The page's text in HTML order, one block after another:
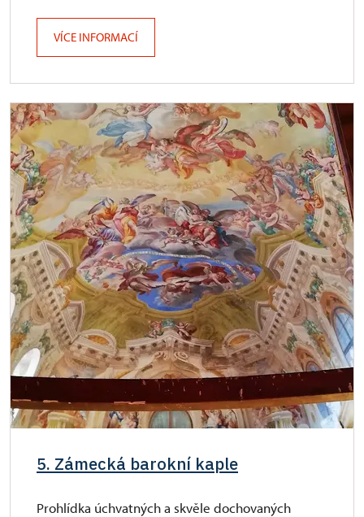
VÍCE INFORMACÍ
5. Zámecká barokní kaple
Prohlídka úchvatných a skvěle dochovaných